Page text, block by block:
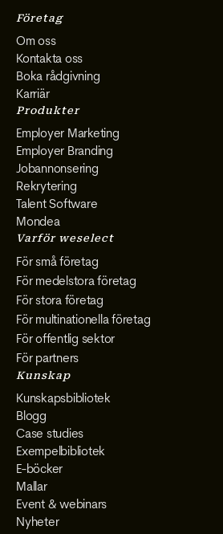
Företag
Om oss
Kontakta oss
Boka rådgivning
Karriär
Produkter
Employer Marketing
Employer Branding
Jobannonsering
Rekrytering
Talent Software
Mondea
Varför weselect
För små företag
För medelstora företag
För stora företag
För multinationella företag
För offentlig sektor
För partners
Kunskap
Kunskapsbibliotek
Blogg
Case studies
Exempelbibliotek
E-böcker
Mallar
Event & webinars
Nyheter